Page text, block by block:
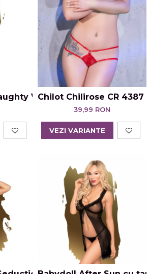
Valentine Negru
Chilot Chilirose CR 4387
39,99 RON
VEZI VARIANTE